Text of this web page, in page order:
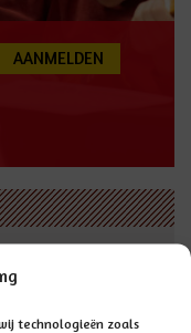
technologieën zoals
AANMELDEN
maakt
Hannah